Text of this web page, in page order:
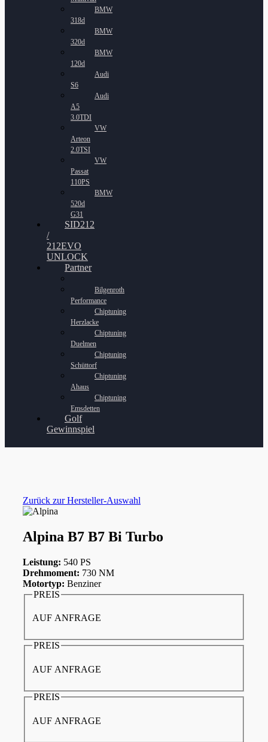
BMW
318d
BMW
320d
BMW
120d
Audi
S6
Audi
A5
3.0TDI
VW
Arteon
2.0TSI
VW
Passat
110PS
BMW
520d
G31
SID212
/
212EVO
UNLOCK
Partner
Bilgenroth
Performance
Chiptuning
Herzlacke
Chiptuning
Duelmen
Chiptuning
Schüttorf
Chiptuning
Ahaus
Chiptuning
Emsdetten
Golf
Gewinnspiel
Zurück zur Hersteller-Auswahl
Alpina B7 B7 Bi Turbo
Leistung: 540 PS
Drehmoment: 730 NM
Motortyp: Benziner
PREIS
AUF ANFRAGE
PREIS
AUF ANFRAGE
PREIS
AUF ANFRAGE